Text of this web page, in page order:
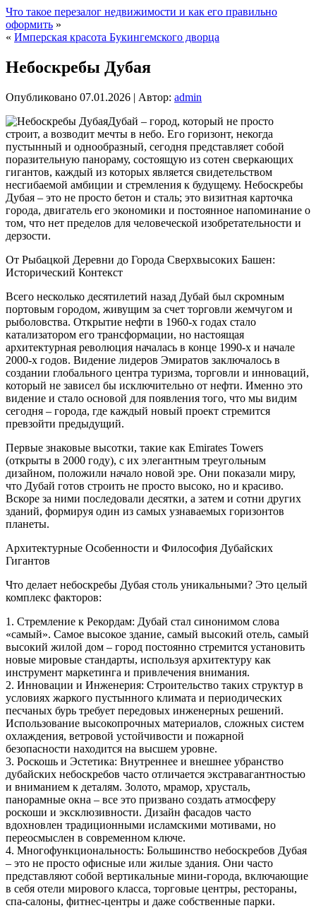
Что такое перезалог недвижимости и как его правильно
оформить »
« Имперская красота Букингемского дворца
Небоскребы Дубая
Опубликовано 07.01.2026 | Автор: admin
Дубай – город, который не просто
строит, а возводит мечты в небо. Его горизонт, некогда
пустынный и однообразный, сегодня представляет собой
поразительную панораму, состоящую из сотен сверкающих
гигантов, каждый из которых является свидетельством
несгибаемой амбиции и стремления к будущему. Небоскребы
Дубая – это не просто бетон и сталь; это визитная карточка
города, двигатель его экономики и постоянное напоминание о
том, что нет пределов для человеческой изобретательности и
дерзости.
От Рыбацкой Деревни до Города Сверхвысоких Башен:
Исторический Контекст
Всего несколько десятилетий назад Дубай был скромным
портовым городом, живущим за счет торговли жемчугом и
рыболовства. Открытие нефти в 1960-х годах стало
катализатором его трансформации, но настоящая
архитектурная революция началась в конце 1990-х и начале
2000-х годов. Видение лидеров Эмиратов заключалось в
создании глобального центра туризма, торговли и инноваций,
который не зависел бы исключительно от нефти. Именно это
видение и стало основой для появления того, что мы видим
сегодня – города, где каждый новый проект стремится
превзойти предыдущий.
Первые знаковые высотки, такие как Emirates Towers
(открыты в 2000 году), с их элегантным треугольным
дизайном, положили начало новой эре. Они показали миру,
что Дубай готов строить не просто высоко, но и красиво.
Вскоре за ними последовали десятки, а затем и сотни других
зданий, формируя один из самых узнаваемых горизонтов
планеты.
Архитектурные Особенности и Философия Дубайских
Гигантов
Что делает небоскребы Дубая столь уникальными? Это целый
комплекс факторов:
1. Стремление к Рекордам: Дубай стал синонимом слова
«самый». Самое высокое здание, самый высокий отель, самый
высокий жилой дом – город постоянно стремится установить
новые мировые стандарты, используя архитектуру как
инструмент маркетинга и привлечения внимания.
2. Инновации и Инженерия: Строительство таких структур в
условиях жаркого пустынного климата и периодических
песчаных бурь требует передовых инженерных решений.
Использование высокопрочных материалов, сложных систем
охлаждения, ветровой устойчивости и пожарной
безопасности находится на высшем уровне.
3. Роскошь и Эстетика: Внутреннее и внешнее убранство
дубайских небоскребов часто отличается экстравагантностью
и вниманием к деталям. Золото, мрамор, хрусталь,
панорамные окна – все это призвано создать атмосферу
роскоши и эксклюзивности. Дизайн фасадов часто
вдохновлен традиционными исламскими мотивами, но
переосмыслен в современном ключе.
4. Многофункциональность: Большинство небоскребов Дубая
– это не просто офисные или жилые здания. Они часто
представляют собой вертикальные мини-города, включающие
в себя отели мирового класса, торговые центры, рестораны,
спа-салоны, фитнес-центры и даже собственные парки.